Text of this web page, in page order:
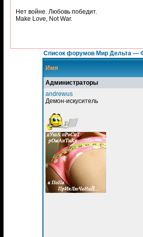
Нет войне. Любовь победит.
Make Love, Not War.
Список форумов Мир Дельта —
Имя
Администраторы
andrewus
Демон-искуситель